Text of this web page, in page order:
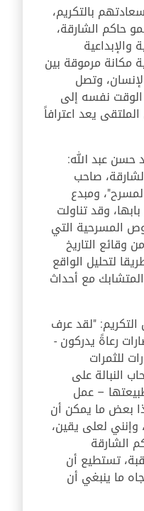
بالتكريم،
حاكم الشارقة،
والإبداعية
مكانة مرموقة بين
وتصل
الوقت نفسه إلى
يعد اعترافاً
حسن عبد الله:
صاحب
ومبدع
وقد تناولت
المسرحية التي
وقائع التاريخ
لتحليل الواقع
مع أحداث
"لقد عرف
رعاةً يدركون -
للثمرات
النبالة على
– عمل
بعض ما يمكن أن
لعلى يقين،
الشارقة
تستطيع أن
ما ينبغي أن